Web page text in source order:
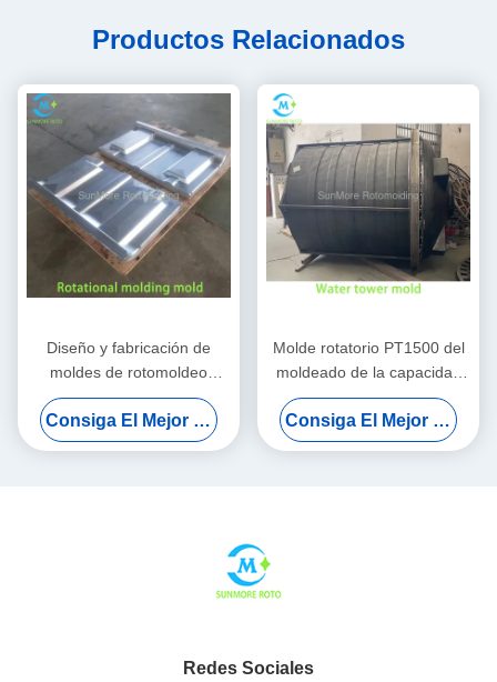
Productos Relacionados
Diseño y fabricación de
moldes de rotomoldeo
personalizados para
productos huecos
industriales
Consiga El Mejor Precio
Molde rotatorio PT1500 del
moldeado de la capacidad
grande para los sistemas de
abastecimiento de agua
centrales
Consiga El Mejor Precio
Redes Sociales